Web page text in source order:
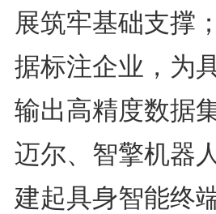
展筑牢基础支撑
据标注企业，为
输出高精度数据
迈尔、智擎机器
建起具身智能终